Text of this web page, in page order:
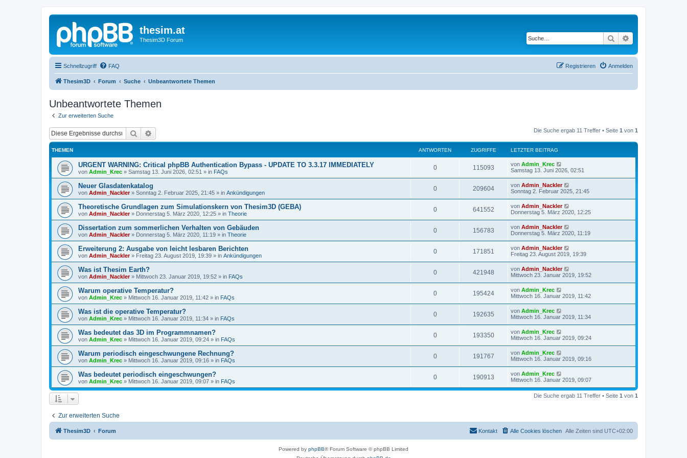
thesim.at
Thesim3D Forum Suche
Schnellzugriff FAQ Anmelden
Registrieren
Thesim3D Forum Suche Unbeantwortete Themen
Unbeantwortete Themen
Zur erweiterten Suche
Suche Die Suche ergab 11 Treffer • Seite 1 von 1
THEMEN ANTWORTEN ZUGRIFFE LETZTER BEITRAG
URGENT WARNING: Critical phpBB Authentication Bypass - UPDATE TO 3.3.17 IMMEDIATELY
von Admin_Krec » Samstag 13. Juni 2026, 02:51 » in FAQs
0 115093 von Admin_Krec
Samstag 13. Juni 2026, 02:51
Neuer Glasdatenkatalog
von Admin_Nackler» Sonntag 2. Februar 2025, 21:45 » in Ankündigungen
0 209604 von Admin_Nackler
Sonntag 2. Februar 2025, 21:45
Theoretische Grundlagen zum Simulationskern von Thesim3D (GEBA)
von Admin_Nackler» Donnerstag 5. März 2020, 12:25 » in Theorie
0 641552 von Admin_Nackler
Donnerstag 5. März 2020, 12:25
Dissertation zum sommerlichen Verhalten von Gebäuden
von Admin_Nackler» Donnerstag 5. März 2020, 11:19 » in Theorie
0 156783 von Admin_Nackler
Donnerstag 5. März 2020, 11:19
Erweiterung 2: Ausgabe von leicht lesbaren Berichten
von Admin_Nackler» Freitag 23. August 2019, 19:39 » in Ankündigungen
0 171851 von Admin_Nackler
Freitag 23. August 2019, 19:39
Was ist Thesim Earth?
von Admin_Nackler» Mittwoch 23. Januar 2019, 19:52 » in FAQs
0 421948 von Admin_Nackler
Mittwoch 23. Januar 2019, 19:52
Warum operative Temperatur?
von Admin_Krec » Mittwoch 16. Januar 2019, 11:42 » in FAQs
0 195424 von Admin_Krec
Mittwoch 16. Januar 2019, 11:42
Was ist die operative Temperatur?
von Admin_Krec » Mittwoch 16. Januar 2019, 11:34 » in FAQs
0 192635 von Admin_Krec
Mittwoch 16. Januar 2019, 11:34
Was bedeutet das 3D im Programmnamen?
von Admin_Krec » Mittwoch 16. Januar 2019, 09:24 » in FAQs
0 193350 von Admin_Krec
Mittwoch 16. Januar 2019, 09:24
Warum periodisch eingeschwungene Rechnung?
von Admin_Krec » Mittwoch 16. Januar 2019, 09:16 » in FAQs
0 191767 von Admin_Krec
Mittwoch 16. Januar 2019, 09:16
Was bedeutet periodisch eingeschwungen?
von Admin_Krec » Mittwoch 16. Januar 2019, 09:07 » in FAQs
0 190913 von Admin_Krec
Mittwoch 16. Januar 2019, 09:07
Die Suche ergab 11 Treffer • Seite 1 von 1
Zur erweiterten Suche
Thesim3D Forum Alle Zeiten sind UTC+02:00
Alle Cookies löschen
Kontakt
Powered by phpBB® Forum Software © phpBB Limited